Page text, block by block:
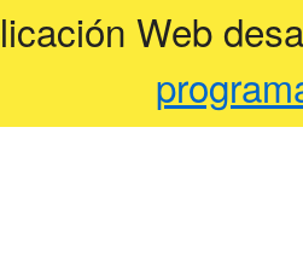
Web